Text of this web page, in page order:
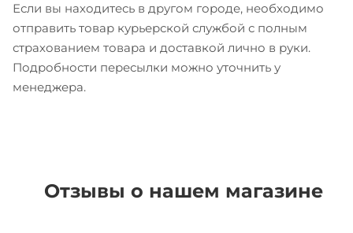
Если вы находитесь в другом городе, необходимо
отправить товар курьерской службой с полным
страхованием товара и доставкой лично в руки.
Подробности пересылки можно уточнить у
менеджера.
Отзывы о нашем магазине